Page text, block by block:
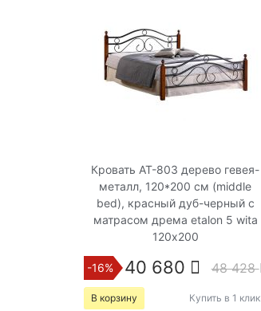
Кровать AT-803 дерево гевея-
металл, 120*200 см (middle
bed), красный дуб-черный с
матрасом дрема etalon 5 wita
120х200
-16% 40 680 48 428
В корзину Купить в 1 клик